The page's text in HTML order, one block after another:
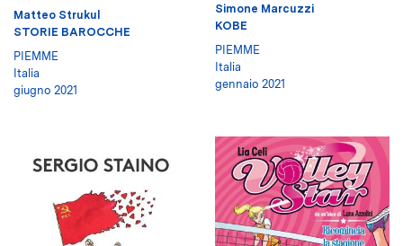
Matteo Strukul
STORIE BAROCCHE
PIEMME
Italia
giugno 2021
Simone Marcuzzi
KOBE
PIEMME
Italia
gennaio 2021